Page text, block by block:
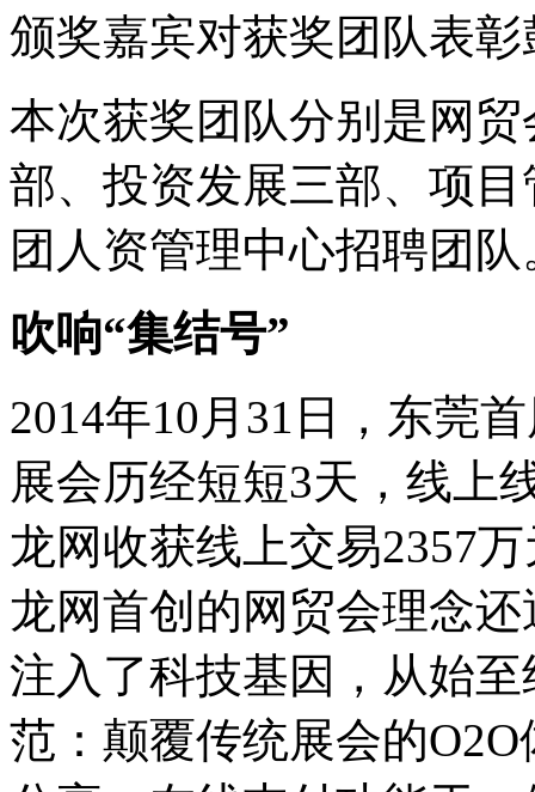
颁奖嘉宾对获奖团队表彰
本次获奖团队分别是网
部、投资发展三部、项
团人资管理中心招聘团队
吹响“集结号”
2014年10月31日，东莞
展会历经短短3天，线上
龙网收获线上交易2357
龙网首创的网贸会理念
注入了科技基因，从始
范：颠覆传统展会的